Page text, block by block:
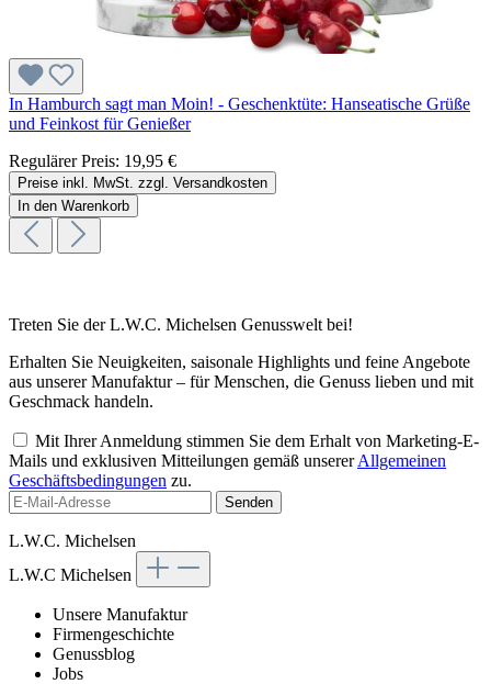
In Hamburch sagt man Moin! - Geschenktüte: Hanseatische Grüße
und Feinkost für Genießer
Regulärer Preis: 19,95 €
Preise inkl. MwSt. zzgl. Versandkosten
In den Warenkorb
Treten Sie der L.W.C. Michelsen Genusswelt bei!
Erhalten Sie Neuigkeiten, saisonale Highlights und feine Angebote
aus unserer Manufaktur – für Menschen, die Genuss lieben und mit
Geschmack handeln.
Mit Ihrer Anmeldung stimmen Sie dem Erhalt von Marketing-E-
Mails und exklusiven Mitteilungen gemäß unsererAllgemeinen
Geschäftsbedingungen zu.
Senden
L.W.C. Michelsen
L.W.C Michelsen
Unsere Manufaktur
Firmengeschichte
Genussblog
Jobs